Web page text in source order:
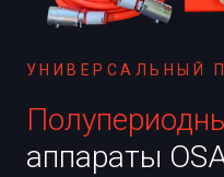
УНИВЕРСАЛЬНЫЙ
аппараты